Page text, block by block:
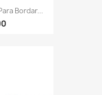
Bordar...